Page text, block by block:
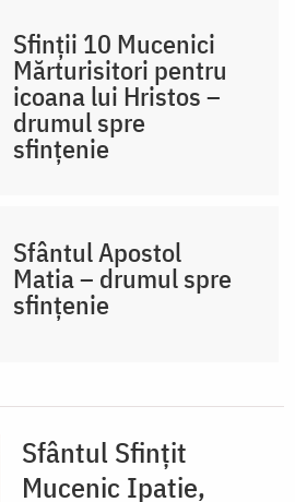
Sfinții 10 Mucenici
Mărturisitori pentru
icoana lui Hristos –
drumul spre
sfințenie
Sfântul Apostol
Matia – drumul spre
sfințenie
Sfântul Sfințit
Mucenic Ipatie,